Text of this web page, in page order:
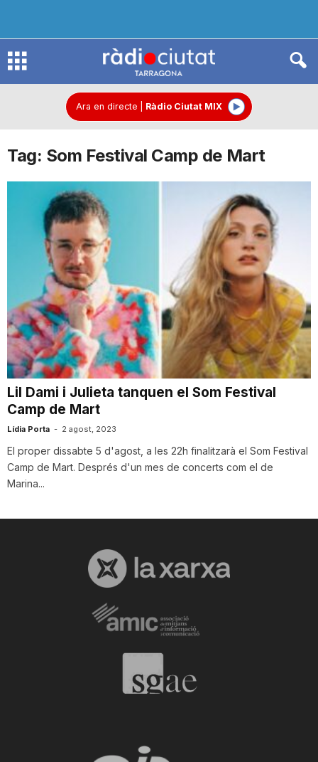
R
d
i
u
a
t
Ara en directe Ràdio Ciutat MIX
Tag: Som Festival Camp de Mart
Lil Dami i Julieta tanquen el Som Festival
Camp de Mart
Lídia Porta - 2 agost, 2023
El proper dissabte 5 d'agost, a les 22h finalitzarà el Som Festival
Camp de Mart. Després d'un mes de concerts com el de
Marina...